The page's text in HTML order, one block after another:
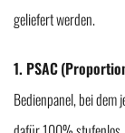
geliefert werden.
1. PSAC
Bedienpanel, bei